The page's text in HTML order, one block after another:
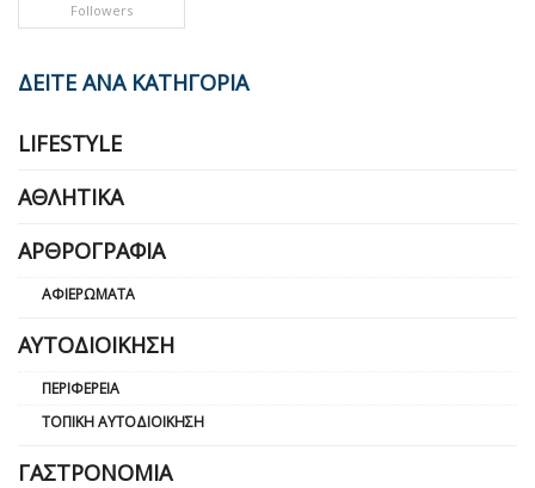
Followers
ΔΕΙΤΕ ΑΝΑ ΚΑΤΗΓΟΡΙΑ
LIFESTYLE
ΑΘΛΗΤΙΚΆ
ΑΡΘΡΟΓΡΑΦΊΑ
ΑΦΙΕΡΏΜΑΤΑ
ΑΥΤΟΔΙΟΊΚΗΣΗ
ΠΕΡΙΦΈΡΕΙΑ
ΤΟΠΙΚΉ ΑΥΤΟΔΙΟΊΚΗΣΗ
ΓΑΣΤΡΟΝΟΜΊΑ